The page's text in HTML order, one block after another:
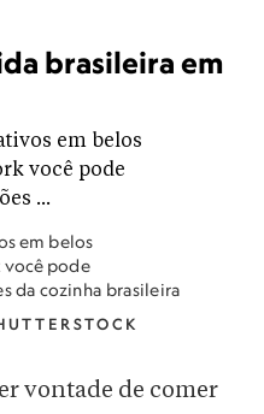
brasileira em
em belos
você pode
da cozinha brasileira
vontade de comer